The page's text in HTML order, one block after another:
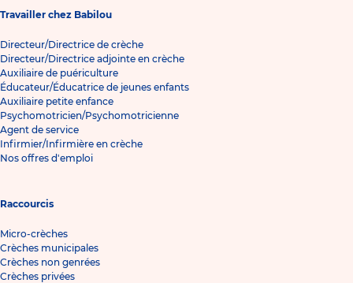
Travailler chez Babilou
Directeur/Directrice de crèche
Directeur/Directrice adjointe en crèche
Auxiliaire de puériculture
Éducateur/Éducatrice de jeunes enfants
Auxiliaire petite enfance
Psychomotricien/Psychomotricienne
Agent de service
Infirmier/Infirmière en crèche
Nos offres d'emploi
Raccourcis
Micro-crèches
Crèches municipales
Crèches non genrées
Crèches privées